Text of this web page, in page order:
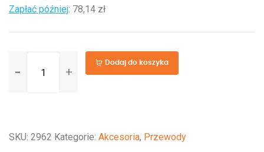
Zapłać później: 78,14 zł
VE.Can
BMS
Dodaj do koszyka
SKU: 2962 Kategorie: Akcesoria, Przewody